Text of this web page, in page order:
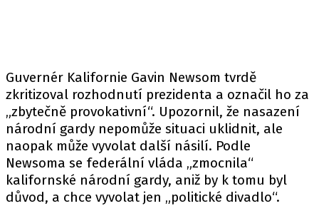
Guvernér Kalifornie Gavin Newsom tvrdě
zkritizoval rozhodnutí prezidenta a označil ho za
„zbytečně provokativní“. Upozornil, že nasazení
národní gardy nepomůže situaci uklidnit, ale
naopak může vyvolat další násilí. Podle
Newsoma se federální vláda „zmocnila“
kalifornské národní gardy, aniž by k tomu byl
důvod, a chce vyvolat jen „politické divadlo“.